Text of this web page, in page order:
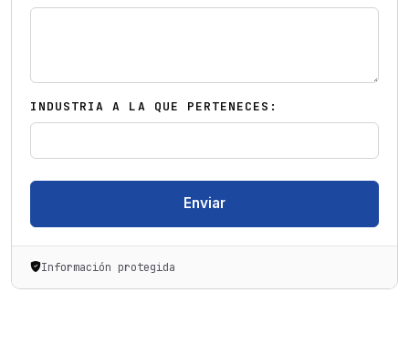
INDUSTRIA A LA QUE PERTENECES:
Enviar
Información protegida